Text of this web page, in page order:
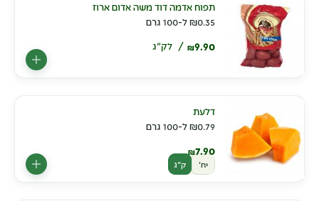
תפוח אדמה דוד משה אדום ארוז
₪0.35 ל-100 גרם
₪9.90 לק"ג
יח' ק"ג
דלעת
₪0.79 ל-100 גרם
₪7.90